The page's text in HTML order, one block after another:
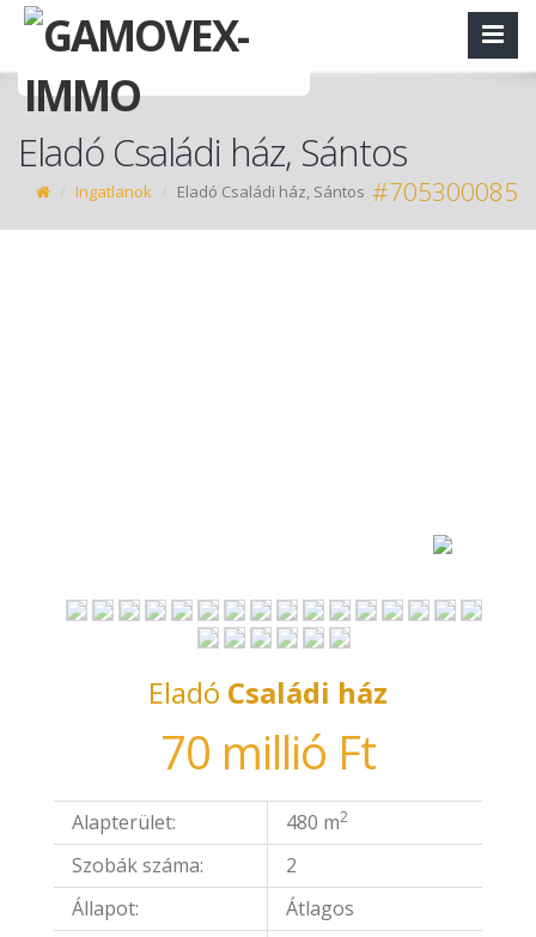
Eladó Családi ház, Sántos
Ingatlanok Eladó Családi ház, Sántos #705300085
Eladó Családi ház
70 millió Ft
Alapterület: 480 m2
Szobák száma:
2
Állapot:
Átlagos